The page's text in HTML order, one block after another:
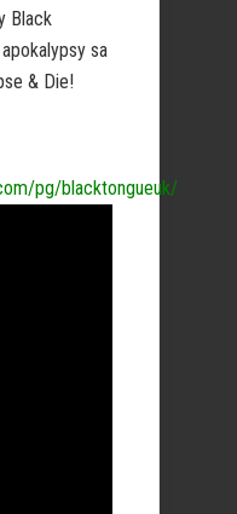
Black
sa
& Die!
pg/blacktongueuk/